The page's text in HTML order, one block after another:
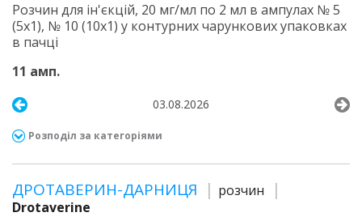
Розчин для ін'єкцій, 20 мг/мл по 2 мл в ампулах № 5
(5х1), № 10 (10х1) у контурних чарункових упаковках
в пачці
11 амп.
03.08.2026
Розподіл за категоріями
ДРОТАВЕРИН-ДАРНИЦЯ
розчин
Drotaverine